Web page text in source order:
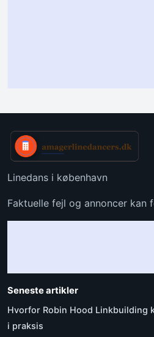
Linedans i københavn
Faktuelle fejl og annoncer kan
Seneste artikler
Hvorfor Robin Hood Linkbuilding
i praksis